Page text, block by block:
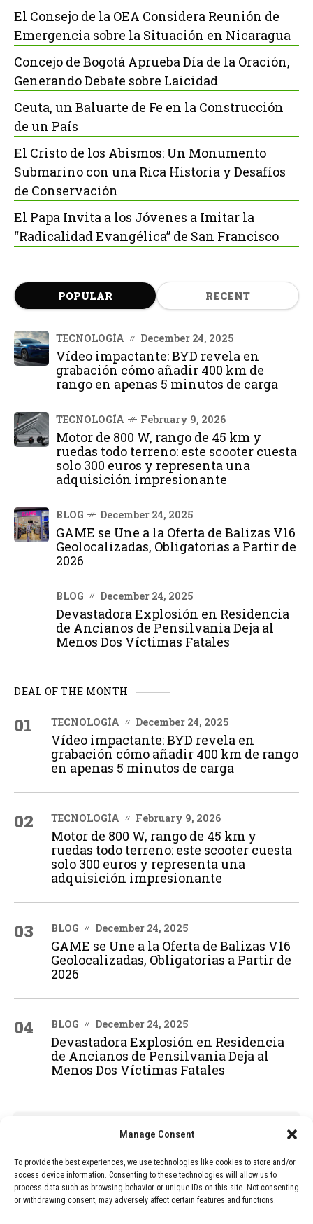
Manage Consent
To provide the best experiences, we use technologies like cookies to store and/or
access device information. Consenting to these technologies will allow us to
process data such as browsing behavior or unique IDs on this site. Not consenting
or withdrawing consent, may adversely affect certain features and functions.
El Consejo de la OEA Considera Reunión de
Emergencia sobre la Situación en Nicaragua
Concejo de Bogotá Aprueba Día de la Oración,
Generando Debate sobre Laicidad
Ceuta, un Baluarte de Fe en la Construcción
de un País
El Cristo de los Abismos: Un Monumento
Submarino con una Rica Historia y Desafíos
de Conservación
El Papa Invita a los Jóvenes a Imitar la
“Radicalidad Evangélica” de San Francisco
POPULAR RECENT
TECNOLOGÍA December 24, 2025
Vídeo impactante: BYD revela en
grabación cómo añadir 400 km de
rango en apenas 5 minutos de carga
TECNOLOGÍA February 9, 2026
Motor de 800 W, rango de 45 km y
ruedas todo terreno: este scooter cuesta
solo 300 euros y representa una
adquisición impresionante
BLOG December 24, 2025
GAME se Une a la Oferta de Balizas V16
Geolocalizadas, Obligatorias a Partir de
2026
BLOG December 24, 2025
Devastadora Explosión en Residencia
de Ancianos de Pensilvania Deja al
Menos Dos Víctimas Fatales
DEAL OF THE MONTH
01 TECNOLOGÍA December 24, 2025
Vídeo impactante: BYD revela en
grabación cómo añadir 400 km de rango
en apenas 5 minutos de carga
02 TECNOLOGÍA February 9, 2026
Motor de 800 W, rango de 45 km y
ruedas todo terreno: este scooter cuesta
solo 300 euros y representa una
adquisición impresionante
03 BLOG December 24, 2025
GAME se Une a la Oferta de Balizas V16
Geolocalizadas, Obligatorias a Partir de
2026
04 BLOG December 24, 2025
Devastadora Explosión en Residencia
de Ancianos de Pensilvania Deja al
Menos Dos Víctimas Fatales